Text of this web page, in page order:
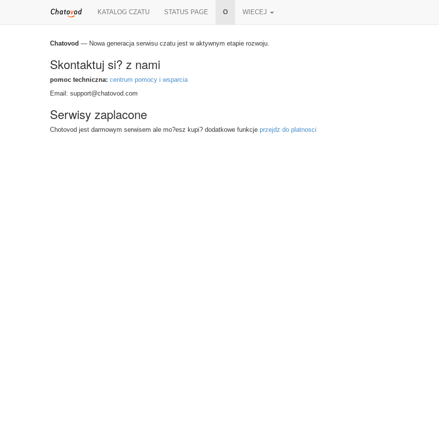
KATALOG CZATU STATUS PAGE O WIECEJ
Chatovod — Nowa generacja serwisu czatu jest w aktywnym etapie rozwoju.
Skontaktuj si? z nami
pomoc techniczna: centrum pomocy i wsparcia
Email: support@chatovod.com
Serwisy zaplacone
Chotovod jest darmowym serwisem ale mo?esz kupi? dodatkowe funkcje przejdz do platnosci